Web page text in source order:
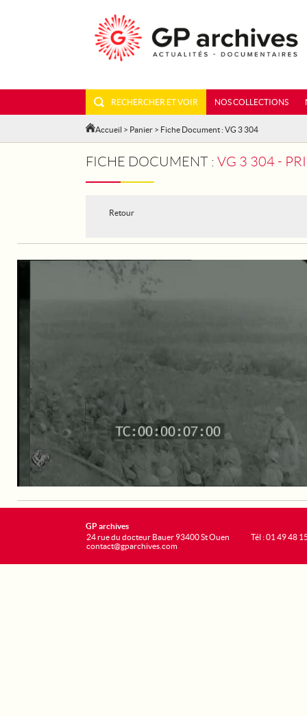
RECHERCHER ET VOIR NOS COLLECTIONS
Accueil > Panier > Fiche Document : VG 3 304
FICHE DOCUMENT : VG 3 304 -
Retour
GP archives
24 rue du docteur Bauer 93400 St Ouen
contact@gparchives.com
Tél : 01 49 48